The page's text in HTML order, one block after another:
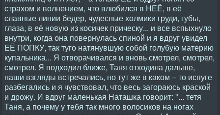
страхом и волнением, что влюбился в НЕЁ, в её
славные линии бедер, чудесные холмики груди, губы,
глаза, в её новую из косичек прическу... и все вспыхнуло
внутри, когда она повернулась спиной и я вдруг увидел
ЕЁ ПОПКУ, так туго натянувшую собой голубую материю
купальника... Я отворачивался и вновь смотрел, смотрел,
смотрел. Я подходил ближе, Таня отходила дальше,
наши взгляды встречались, но тут же в каком – то испуге
разбегались и я чувствовал, что весь загораюсь краской
и дрожу. И вдруг маленькая Наташка говорит: "... тетя
Таня, а почему у тебя так много волосиков на ногах